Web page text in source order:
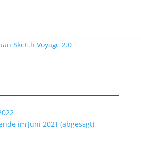
im Juni 2021 (abgesagt)